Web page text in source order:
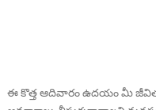
ఈ కొత్త ఆదివారం ఉదయం మీ